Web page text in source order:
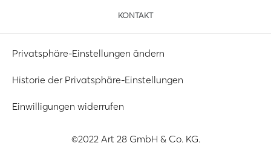
KONTAKT
Privatsphäre-Einstellungen ändern
Historie der Privatsphäre-Einstellungen
Einwilligungen widerrufen
©2022 Art 28 GmbH & Co. KG.